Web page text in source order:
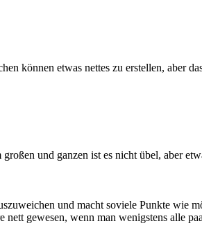
können etwas nettes zu erstellen, aber
und ganzen ist es nicht übel, aber
und macht soviele Punkte wie
gewesen, wenn man wenigstens alle